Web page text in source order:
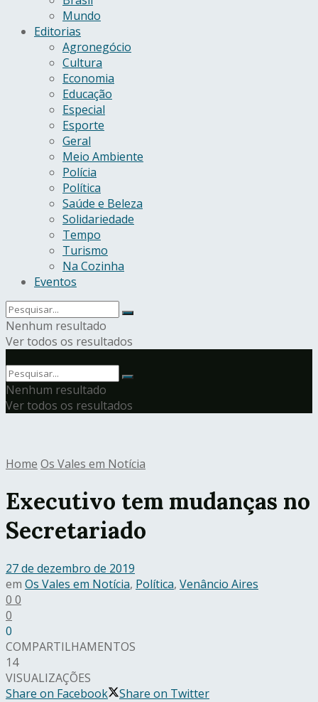
Mundo
Editorias
Agronegócio
Cultura
Economia
Educação
Especial
Esporte
Geral
Meio Ambiente
Polícia
Política
Saúde e Beleza
Solidariedade
Tempo
Turismo
Na Cozinha
Eventos
Nenhum resultado
Ver todos os resultados
Nenhum resultado
Ver todos os resultados
Home Os Vales em Notícia
Executivo tem mudanças no
Secretariado
27 de dezembro de 2019
em Os Vales em Notícia, Política, Venâncio Aires
0 0
0
0
COMPARTILHAMENTOS
14
VISUALIZAÇÕES
Share on Facebook
Share on Twitter